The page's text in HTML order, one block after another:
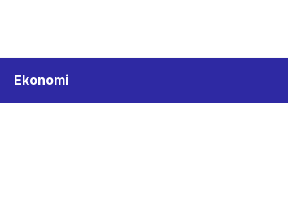
Ekonomi